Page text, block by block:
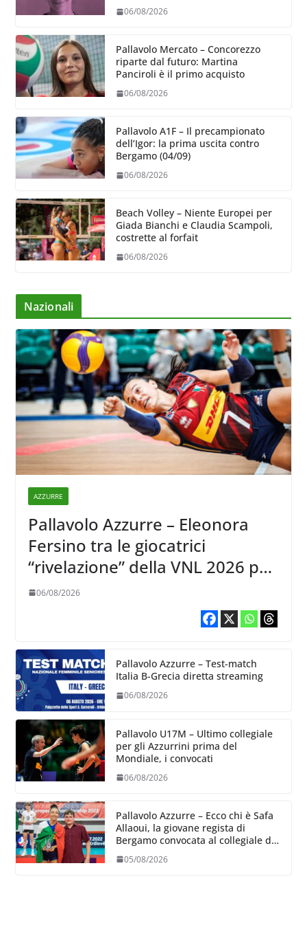
06/08/2026
Pallavolo Mercato – Concorezzo
riparte dal futuro: Martina
Panciroli è il primo acquisto
06/08/2026
Pallavolo A1F – Il precampionato
dell’Igor: la prima uscita contro
Bergamo (04/09)
06/08/2026
Beach Volley – Niente Europei per
Giada Bianchi e Claudia Scampoli,
costrette al forfait
06/08/2026
Nazionali
AZZURRE
Pallavolo Azzurre – Eleonora
Fersino tra le giocatrici
“rivelazione” della VNL 2026 per
Volleyball World
06/08/2026
Pallavolo Azzurre – Test-match
Italia B-Grecia diretta streaming
06/08/2026
Pallavolo U17M – Ultimo collegiale
per gli Azzurrini prima del
Mondiale, i convocati
06/08/2026
Pallavolo Azzurre – Ecco chi è Safa
Allaoui, la giovane regista di
Bergamo convocata al collegiale di
Cavalese
05/08/2026